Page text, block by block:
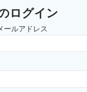
ログイン
ールアドレス